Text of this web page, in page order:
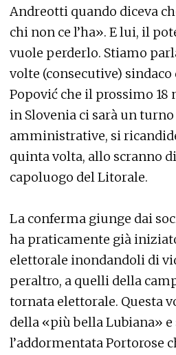
Andreotti quando diceva
chi non ce l’ha». E lui, il
vuole perderlo. Stiamo
volte (consecutive)
Popović che il prossimo 18
in Slovenia ci sarà un
amministrative, si
quinta volta, allo scranno
capoluogo del Litorale.
La conferma giunge dai
ha praticamente già
elettorale inondandoli di
peraltro, a quelli della
tornata elettorale. Questa
della «più bella Lubiana» e
l’addormentata Portorose